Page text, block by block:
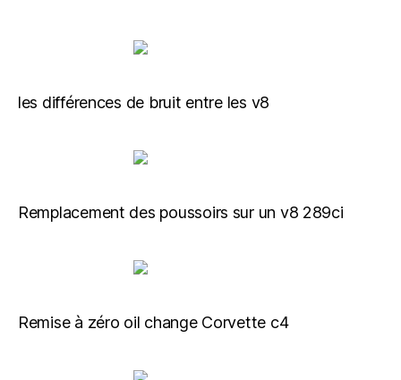
les différences de bruit entre les v8
Remplacement des poussoirs sur un v8 289ci
Remise à zéro oil change Corvette c4